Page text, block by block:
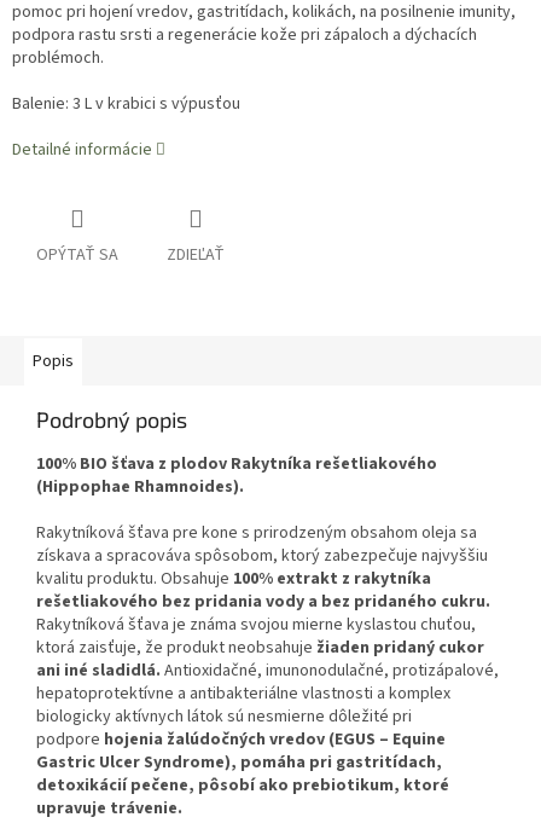
pomoc pri hojení vredov, gastritídach, kolikách, na posilnenie imunity,
podpora rastu srsti a regenerácie kože pri zápaloch a dýchacích
problémoch.
Balenie: 3 L v krabici s výpusťou
Detailné informácie
OPÝTAŤ SA ZDIEĽAŤ
Popis
Podrobný popis
100% BIO šťava z plodov Rakytníka rešetliakového
(Hippophae Rhamnoides).
Rakytníková šťava pre kone s prirodzeným obsahom oleja sa
získava a spracováva spôsobom, ktorý zabezpečuje najvyššiu
kvalitu produktu. Obsahuje 100% extrakt z rakytníka
rešetliakového bez pridania vody a bez pridaného cukru.
Rakytníková šťava je známa svojou mierne kyslastou chuťou,
ktorá zaisťuje, že produkt neobsahuje žiaden pridaný cukor
ani iné sladidlá. Antioxidačné, imunonodulačné, protizápalové,
hepatoprotektívne a antibakteriálne vlastnosti a komplex
biologicky aktívnych látok sú nesmierne dôležité pri
podpore hojenia žalúdočných vredov (EGUS – Equine
Gastric Ulcer Syndrome), pomáha pri gastritídach,
detoxikácií pečene, pôsobí ako prebiotikum, ktoré
upravuje trávenie.